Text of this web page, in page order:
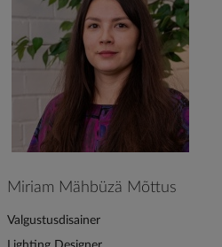
Miriam Mähbüzä Mõttus
Valgustusdisainer